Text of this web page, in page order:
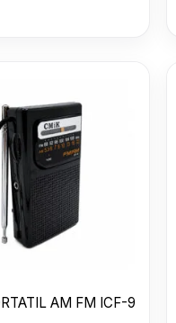
AM FM ICF-9